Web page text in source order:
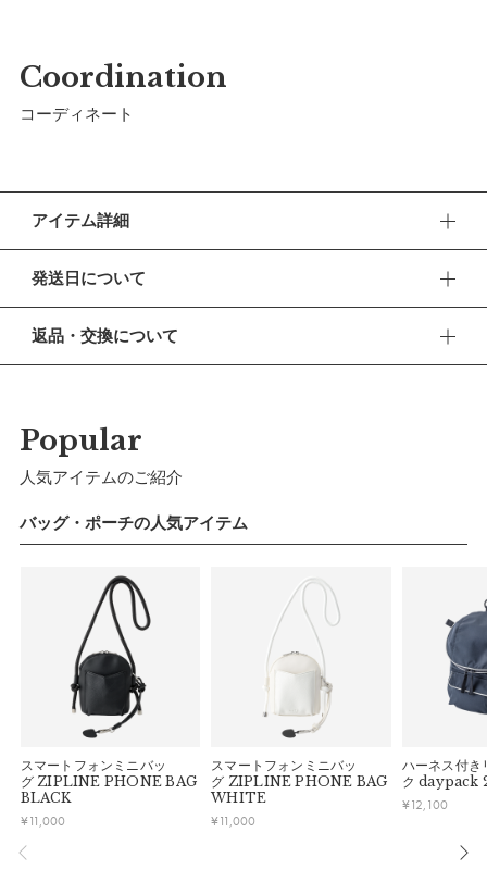
Coordination
コーディネート
アイテム詳細
添う、クールで都会的なデザインの保冷バッグ。自分らしく子
品です。
あるフォルム。斜めにカッティングされたレザー調のポケット
のフラップが目を引く、モダンな佇まいが魅力です。
【素材】
内側にはアルミシートを施し、しっかりとした保冷機能を備え
気兼ねなく使える実用性が夏の子育てシーンにゆとりをもたら
します。
【仕様／機能】
500mlのペットボトルが2本入る見た目以上の収納力。ペアレ
ンツと子どもの飲み物をそれぞれ入れたり、飲み物+おやつの
組み合わせを収納したり、親子でシェアするのに最適なサイズ
感です。内側上部には保冷剤用のメッシュポケットが付属して
おり、より効率的な保冷をサポートします。
発送日について
休業期間 2026年8月13日(木) 〜 16日(日)
おります。
【お問い合わせ・発送の再開について】
休業中にいただいたお問い合わせやご注文につきましては、翌
営業日より順次対応させていただきます。
いただく場合がございます。あらかじめご了承ください。
※ 夏季休業のご案内
■ 出荷について
午前9時までのご注文は、【営業日から当日】の発送となりま
午前9時以降のご注文は、【翌営業日】の発送となります。
■ ご注意
・土日祝日および当社長期休業日（年末年始・ゴールデンウィ
ーク・お盆等）は出荷業務とお問い合わせ対応がお休みとな
返品・交換について
ずご連絡ください。
■ お客様都合による返品・交換
ります。
早急に対応させていただきます。交換の際の往復の手数料は、
弊社で負担いたします。
■ ご注意
・初期不良、商品間違いなどによる返品の場合でも、長期経過
している場合お断りさせていただきます。
・お客様のイメージ違いによる返品は受け付けしかねます。
きかねますのでご了承お願いします。
・ご不明点などございましたらお気軽にお問い合わせくださ
い。
Popular
人気アイテムのご紹介
バッグ・ポーチの人気アイテム
スマートフォンミニバッ
グ ZIPLINE PHONE BAG
BLACK
¥11,000
スマートフォンミニバッ
グ ZIPLINE PHONE BAG
WHITE
¥11,000
ハーネス付き
ク daypack
¥12,100